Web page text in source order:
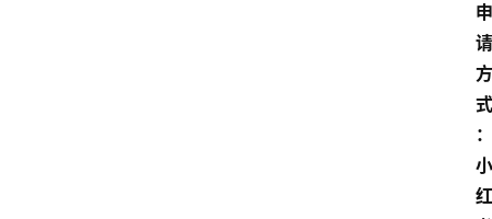
申
请
方
式
：
小
红